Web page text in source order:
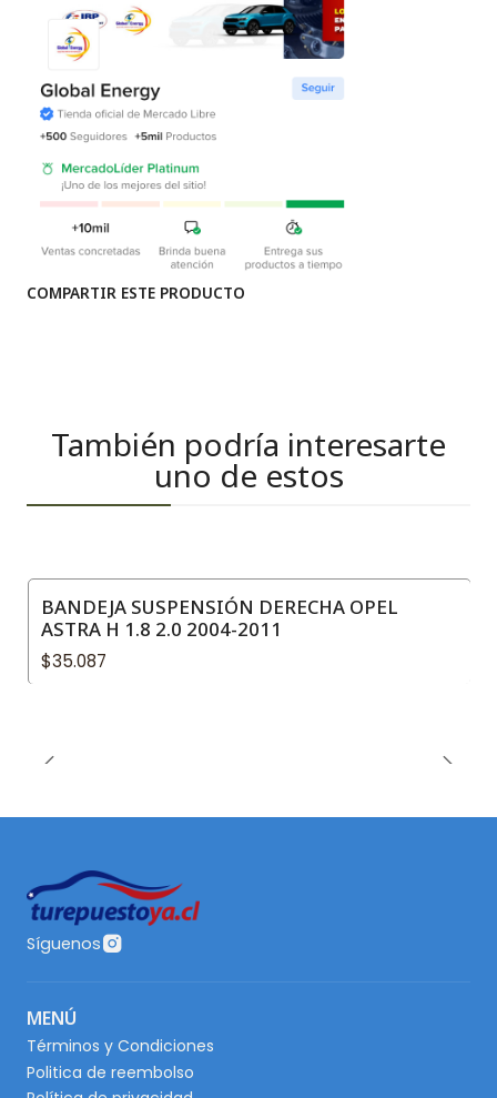
COMPARTIR ESTE PRODUCTO
También podría interesarte
uno de estos
BANDEJA SUSPENSIÓN DERECHA OPEL
ASTRA H 1.8 2.0 2004-2011
$35.087
Síguenos
MENÚ
Términos y Condiciones
Politica de reembolso